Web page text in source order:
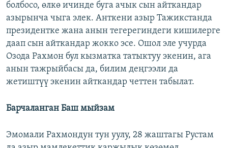
болбосо, өлкө ичинде буга ачык сын айткандар
азырынча чыга элек. Анткени азыр Тажикстанда
президентке жана анын тегерегиндеги кишилерге
даап сын айткандар жокко эсе. Ошол эле учурда
Озода Рахмон бул кызматка татыктуу экенин, ага
анын тажрыйбасы да, билим деңгээли да
жетиштүү экенин айткандар четтен табылат.
Барчаланган Баш мыйзам
Эмомали Рахмондун тун уулу, 28 жаштагы Рустам